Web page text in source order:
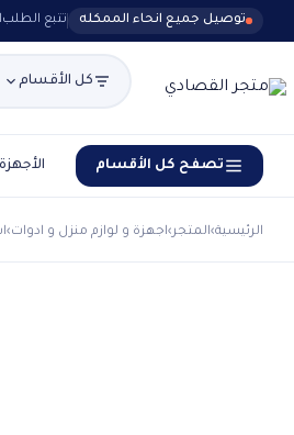
توصيل جميع انحاء الممكله تتبع الطلب
كل الأقسام
تصفح كل الأقسام
الرئيسية›المتجر›اجهزة و لوازم منزل و ادوات›